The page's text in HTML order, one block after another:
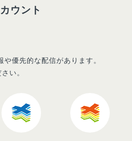
ウント
優先的な配信があります。
い。